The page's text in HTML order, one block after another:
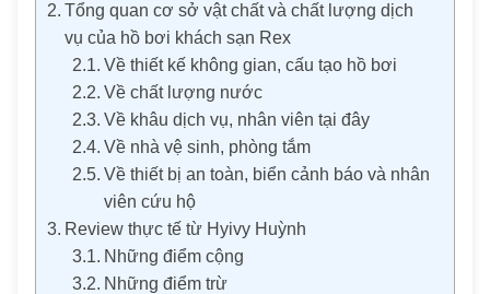
Tổng quan cơ sở vật chất và chất lượng dịch
vụ của hồ bơi khách sạn Rex
Về thiết kế không gian, cấu tạo hồ bơi
Về chất lượng nước
Về khâu dịch vụ, nhân viên tại đây
Về nhà vệ sinh, phòng tắm
Về thiết bị an toàn, biển cảnh báo và nhân
viên cứu hộ
Review thực tế từ Hyivy Huỳnh
Những điểm cộng
Những điểm trừ